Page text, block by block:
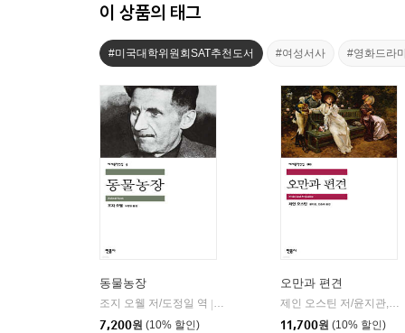
이 상품의 태그
#미국대학위원회SAT추천도서 #여성서사 #영화드라
동물농장
조지 오웰 저/도정일 역
민음사
7,200원 (10% 할인)
오만과 편견
제인 오스틴 저/윤지관,전승희 공역
11,700원 (10% 할인)